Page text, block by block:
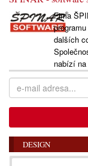
Fima
dalších
nabízí
DESIGN